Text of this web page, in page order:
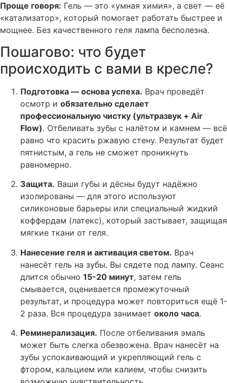
Проще говоря: Гель — это «умная химия», а свет — её
«катализатор», который помогает работать быстрее и
мощнее. Без качественного геля лампа бесполезна.
Пошагово: что будет
происходить с вами в кресле?
Подготовка — основа успеха. Врач проведёт
осмотр и обязательно сделает
профессиональную чистку (ультразвук + Air
Flow). Отбеливать зубы с налётом и камнем — всё
равно что красить ржавую стену. Результат будет
пятнистым, а гель не сможет проникнуть
равномерно.
Защита. Ваши губы и дёсны будут надёжно
изолированы — для этого используют
силиконовые барьеры или специальный жидкий
коффердам (латекс), который застывает, защищая
мягкие ткани от геля.
Нанесение геля и активация светом. Врач
нанесёт гель на зубы. Вы сядете под лампу. Сеанс
длится обычно 15-20 минут, затем гель
смывается, оценивается промежуточный
результат, и процедура может повториться ещё 1-
2 раза. Вся процедура занимает около часа.
Реминерализация. После отбеливания эмаль
может быть слегка обезвожена. Врач нанесёт на
зубы успокаивающий и укрепляющий гель с
фтором, кальцием или калием, чтобы снизить